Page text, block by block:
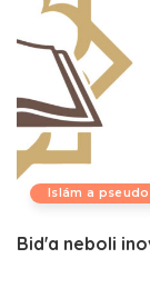
Islám a
Bid'a neboli